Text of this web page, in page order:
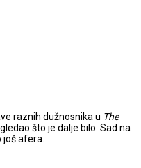
raznih dužnosnika u The
što je dalje bilo. Sad na
afera.